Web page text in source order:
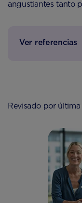
angustiantes tanto
Ver referencias
Revisado por